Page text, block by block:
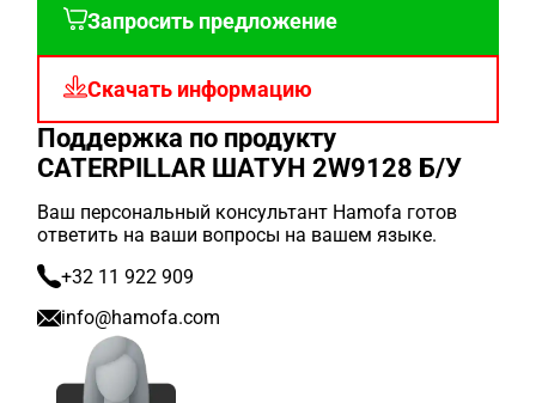
Запросить предложение
Скачать информацию
Поддержка по продукту
CATERPILLAR ШАТУН 2W9128 Б/У
Ваш персональный консультант Hamofa готов
ответить на ваши вопросы на вашем языке.
+32 11 922 909
info@hamofa.com